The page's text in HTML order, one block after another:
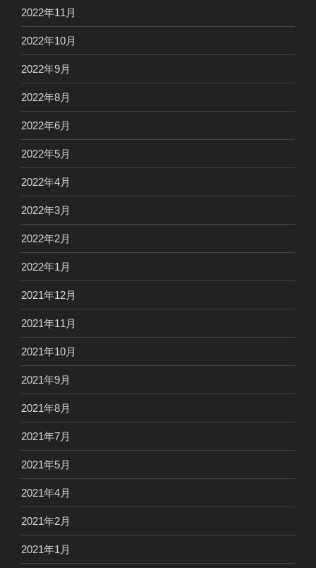
2022年11月
2022年10月
2022年9月
2022年8月
2022年6月
2022年5月
2022年4月
2022年3月
2022年2月
2022年1月
2021年12月
2021年11月
2021年10月
2021年9月
2021年8月
2021年7月
2021年5月
2021年4月
2021年2月
2021年1月